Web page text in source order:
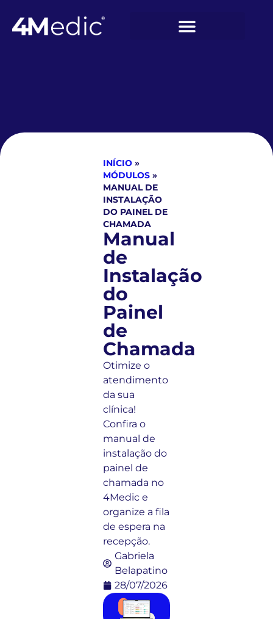
INÍCIO »
MÓDULOS »
MANUAL DE
INSTALAÇÃO
DO PAINEL DE
CHAMADA
Manual
de
Instalação
do
Painel
de
Chamada
Otimize o
atendimento
da sua
clínica!
Confira o
manual de
instalação do
painel de
chamada no
4Medic e
organize a fila
de espera na
recepção.
Gabriela
Belapatino
28/07/2026